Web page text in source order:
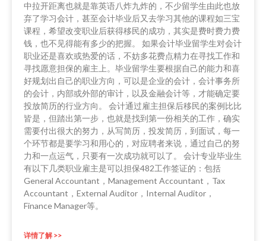
中拉开距离也就是靠英语八炸九炸的，不少留学生由此也放
弃了学习会计，甚至会计毕业后又去学习其他的课程如三宝
课程，希望改变职业后获得移民的成功，其实是费时费力费
钱，也不见得能有多少的把握。 如果会计毕业留学生对会计
职业还是喜欢或热爱的话，不妨多花费点精力在寻找工作和
寻找愿意担保的雇主上。毕业留学生要根据自己的能力和喜
好规划出自己的职业方向，可以是企业的会计，会计事务所
的会计，内部或外部的审计，以及金融会计等，才能确定要
投放简历的行业方向。 会计通过雇主担保后移民的案例比比
皆是，但踏出第一步，也就是找到第一份相关的工作，确实
需要付出很大的努力，从写简历，投发简历，到面试，每一
个环节都是要学习和用心的，对应聘者来说，通过自己的努
力和一点运气，只要有一次成功就可以了。 会计专业毕业生
有以下几类职业雇主是可以担保482工作签证的：包括
General Accountant，Management Accountant，Tax
Accountant，External Auditor，Internal Auditor，
Finance Manager等。
详情了解 >>